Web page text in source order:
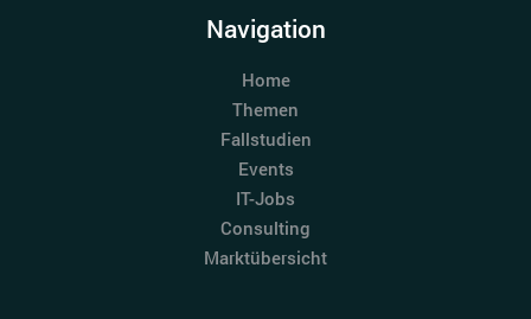
Navigation
Home
Themen
Fallstudien
Events
IT-Jobs
Consulting
Marktübersicht